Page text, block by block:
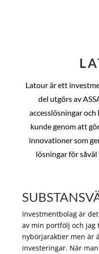
Latour är ett
del utgörs av
accesslösningar
kunde genom att
innovationer som
lösningar för såväl
Investmentbolag är
av min portfölj och jag
nybörjaraktier men är
investeringar. När